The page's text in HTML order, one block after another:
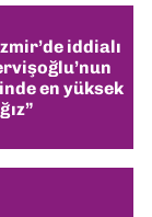
iddialı
en yüksek